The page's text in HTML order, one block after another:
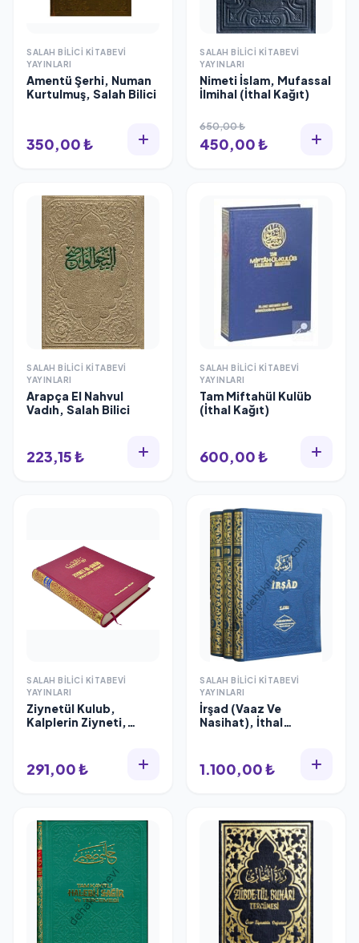
SALAH BILICI KITABEVI
YAYINLARI
Amentü Şerhi, Numan
Kurtulmuş, Salah Bilici
350,00 ₺
SALAH BILICI KITABEVI
YAYINLARI
Nimeti İslam, Mufassal
İlmihal (İthal Kağıt)
650,00 ₺
450,00 ₺
SALAH BILICI KITABEVI
YAYINLARI
Arapça El Nahvul
Vadıh, Salah Bilici
223,15 ₺
SALAH BILICI KITABEVI
YAYINLARI
Tam Miftahül Kulüb
(İthal Kağıt)
600,00 ₺
SALAH BILICI KITABEVI
YAYINLARI
Ziynetül Kulub,
Kalplerin Ziyneti,
291,00 ₺
SALAH BILICI KITABEVI
YAYINLARI
İrşad (Vaaz Ve
Nasihat), İthal
1.100,00 ₺